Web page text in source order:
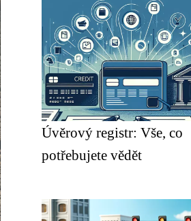
Úvěrový registr: Vše, co
potřebujete vědět